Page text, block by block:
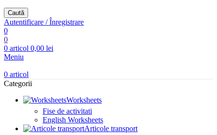
Caută
Autentificare / Înregistrare
0
0
0 articol 0,00 lei
Meniu
0 articol
Categorii
Worksheets
Fise de activitati
English Worksheets
Articole transport